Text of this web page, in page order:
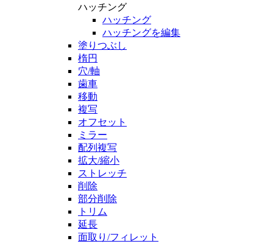
ハッチング
ハッチング
ハッチングを編集
塗りつぶし
楕円
穴/軸
歯車
移動
複写
オフセット
ミラー
配列複写
拡大/縮小
ストレッチ
削除
部分削除
トリム
延長
面取り/フィレット